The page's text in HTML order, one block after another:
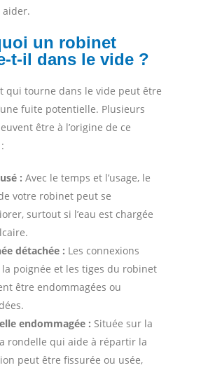
aider.
un robinet
t-il dans le vide ?
qui tourne dans le vide peut être
fuite potentielle. Plusieurs
être à l’origine de ce
: Avec le temps et l’usage, le
votre robinet peut se
surtout si l’eau est chargée
détachée : Les connexions
poignée et les tiges du robinet
être endommagées ou
endommagée : Située sur la
rondelle qui aide à répartir la
peut être fissurée ou usée,